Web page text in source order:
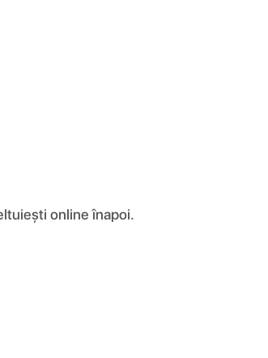
online înapoi.